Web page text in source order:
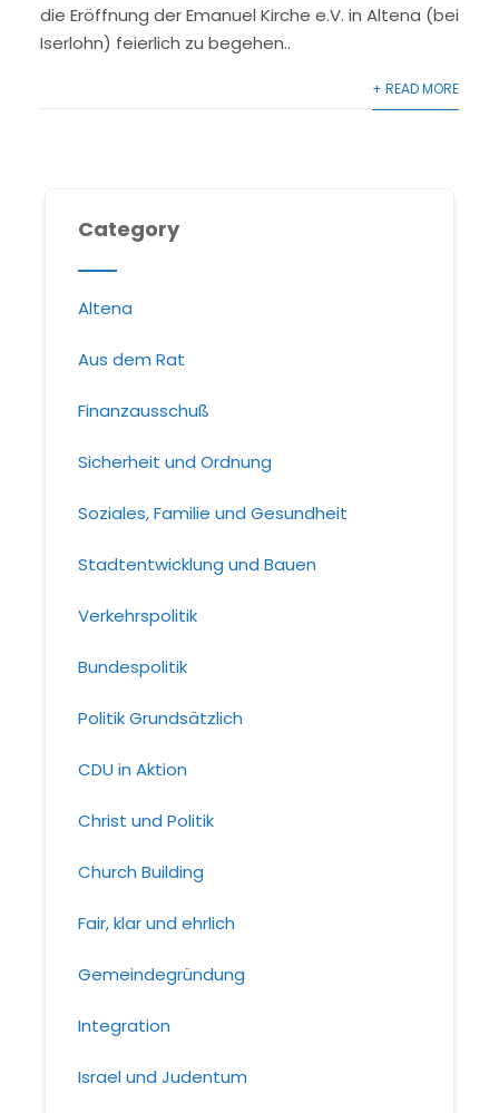
die Eröffnung der Emanuel Kirche e.V. in Altena (bei
Iserlohn) feierlich zu begehen..
+ READ MORE
Category
Altena
Aus dem Rat
Finanzausschuß
Sicherheit und Ordnung
Soziales, Familie und Gesundheit
Stadtentwicklung und Bauen
Verkehrspolitik
Bundespolitik
Politik Grundsätzlich
CDU in Aktion
Christ und Politik
Church Building
Fair, klar und ehrlich
Gemeindegründung
Integration
Israel und Judentum